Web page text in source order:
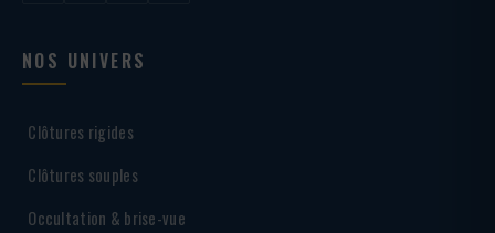
NOS UNIVERS
Clôtures rigides
Clôtures souples
Occultation & brise-vue